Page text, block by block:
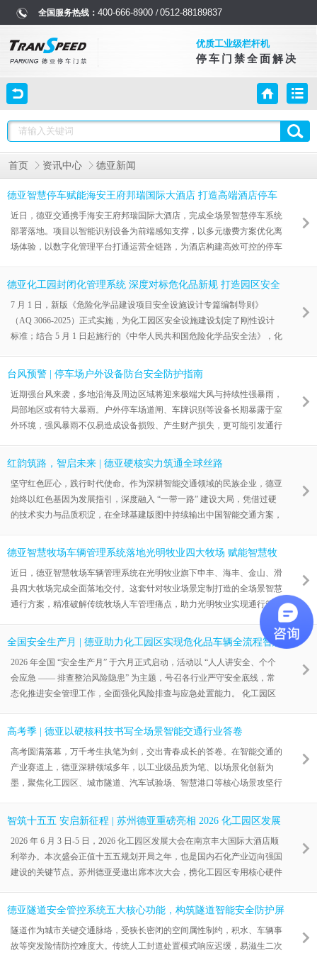
全国服务热线： 400-666-8900 /0512-88189837
优质工业级栏杆机
停车门禁全面解决
首页 资讯中心 德亚新闻
德亚智慧停车赋能海安王府邦瑞国际大酒店 打造高端酒店停车
服务新标杆
近日，德亚交通携手海安王府邦瑞国际大酒店，完成全场景智慧停车系统
部署落地。项目以智能识别设备为前端感知支撑，以多元缴费方案优化离
场体验，以数字化管理平台打通运营全链路，为酒店构建高效可控的停车
德亚化工园封闭化管理系统 深度对标危化品新规 打造园区安全
合规新标杆
7 月 1 日，新版《危险化学品建设项目安全设施设计专篇编制导则》
（AQ 3066-2025）正式实施，为化工园区安全设施建设划定了刚性设计
标准；结合 5 月 1 日起施行的《中华人民共和国危险化学品安全法》，化
数字化管理五大维度，迎来了更高标准的强制合规要求。 传统人工发
为众多化工园区合规整改的核心短板。针对行业痛点与政策要求，德亚量
身打造德亚化工
台风预警 | 停车场户外设备防台安全防护指南
近期强台风来袭，多地沿海及周边区域将迎来极端大风与持续性强暴雨，
局部地区或有特大暴雨。户外停车场道闸、车牌识别等设备长期暴露于室
外环境，强风暴雨不仅易造成设备损毁、产生财产损失，更可能引发通行
及现场运维人员，发布道闸设备防台安全操作指南，指导各方科学落实防
红韵筑路，智启未来 | 德亚硬核实力筑通全球丝路
坚守红色匠心，践行时代使命。作为深耕智能交通领域的民族企业，德亚
始终以红色基因为发展指引，深度融入 “一带一路” 建设大局，凭借过硬
的技术实力与品质积淀，在全球基建版图中持续输出中国智能交通方案，
稳步拓展 自 2011 年马来西亚南北大道项目正式开启海外征程以来，德亚
亚、非洲、欧洲、美洲五大区域，深度服务 &ld
德亚智慧牧场车辆管理系统落地光明牧业四大牧场 赋能智慧牧
业数字化升级
近日，德亚智慧牧场车辆管理系统在光明牧业旗下申丰、海丰、金山、滑
县四大牧场完成全面落地交付。这套针对牧业场景定制打造的全场景智慧
通行方案，精准破解传统牧场人车管理痛点，助力光明牧业实现通行管控
体系与数字化管理能力的双重升级，也标志着德亚智慧通行业务正式拓展
至智慧牧场全新领域。
全国安全生产月 | 德亚助力化工园区实现危化品车辆全流程智慧
管理
2026 年全国 “安全生产月” 于六月正式启动，活动以 “人人讲安全、个个
会应急 —— 排查整治风险隐患” 为主题，号召各行业严守安全底线，常
态化推进安全管理工作，全面强化风险排查与应急处置能力。 化工园区
流动性强，安全管控压力突出。实现封闭化管理、车辆全流程追溯、风险
工
高考季 | 德亚以硬核科技书写全场景智能交通行业答卷
高考圆满落幕，万千考生执笔为剑，交出青春成长的答卷。在智能交通的
产业赛道上，德亚深耕领域多年，以工业级品质为笔、以场景化创新为
墨，聚焦化工园区、城市隧道、汽车试验场、智慧港口等核心场景攻坚行
业答卷。 化工园区：全域闭环管控 筑牢危化安全防线 化工园区是危化品
四平新型工业化经济开发区生态化工园区项目中，德亚直面东北极寒气候
与复杂工期的双重挑
智筑十五五 安启新征程 | 苏州德亚重磅亮相 2026 化工园区发展
大会
2026 年 6 月 3 日-5 日，2026 化工园区发展大会在南京丰大国际大酒店顺
利举办。本次盛会正值十五五规划开局之年，也是国内石化产业迈向强国
建设的关键节点。苏州德亚受邀出席本次大会，携化工园区专用核心硬件
管控、绿色发展三大核心议题，与行业各界同仁深度交流，携手探寻化工
德亚隧道安全管控系统五大核心功能，构筑隧道智能安全防护屏
障
隧道作为城市关键交通脉络，受狭长密闭的空间属性制约，积水、车辆事
故等突发险情防控难度大。传统人工封道处置模式响应迟缓，易滋生二次